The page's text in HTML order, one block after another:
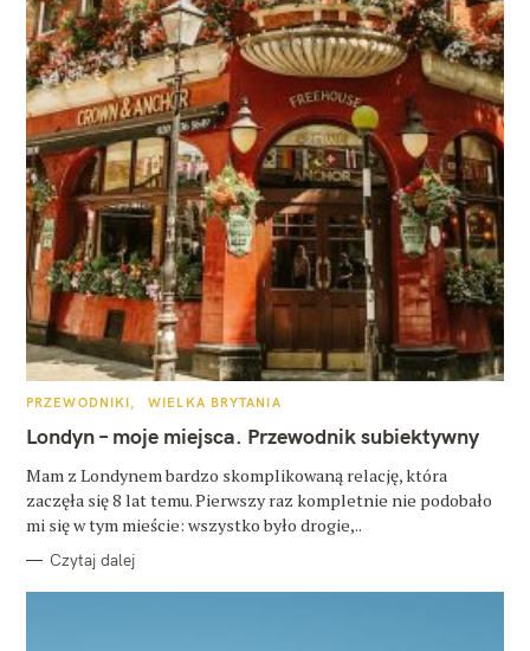
K
T
E
O
R
I
PRZEWODNIKI WIELKA BRYTANIA
Londyn – moje miejsca. Przewodnik subiektywny
Mam z Londynem bardzo skomplikowaną relację, która
zaczęła się 8 lat temu. Pierwszy raz kompletnie nie podobało
mi się w tym mieście: wszystko było drogie,..
Czytaj dalej